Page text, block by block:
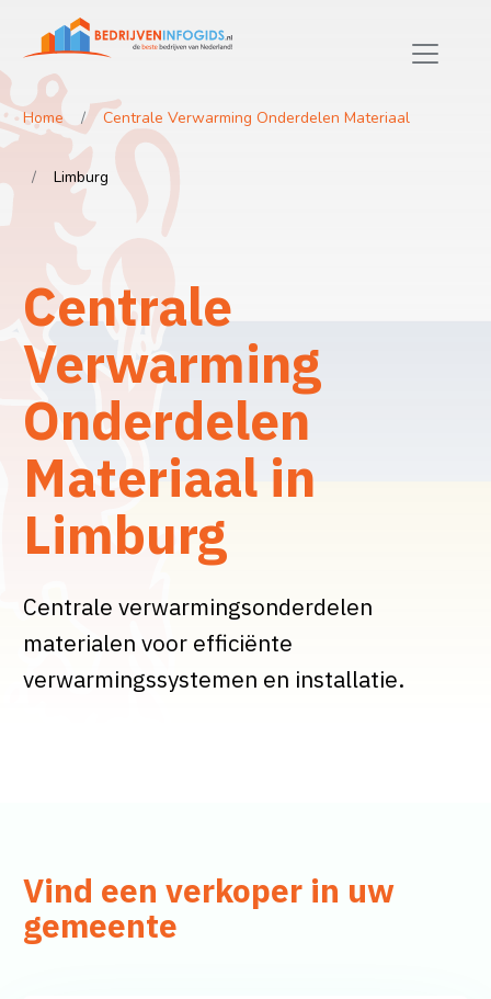
Home Centrale Verwarming Onderdelen Materiaal
Limburg
Centrale
Verwarming
Onderdelen
Materiaal in
Limburg
Centrale verwarmingsonderdelen
materialen voor efficiënte
verwarmingssystemen en installatie.
Vind een verkoper in uw
gemeente